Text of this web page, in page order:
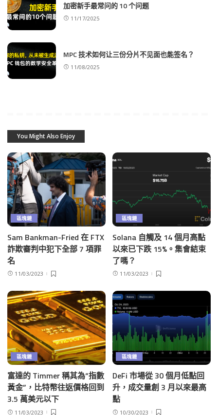
加密新手最常问的 10 个问题
11/17/2025
MPC 技术如何让三份分片不见面也能签名？
11/08/2025
You Might Also Enjoy
區塊鏈
Sam Bankman-Fried 在 FTX
詐欺審判中犯下全部 7 項罪
名
11/03/2023
區塊鏈
Solana 自觸及 14 個月高點
以來已下跌 15%。集會結束
了嗎？
11/03/2023
區塊鏈
富達的 Timmer 稱其為“指數
黃金”，比特幣往返價格回到
3.5 萬美元以下
11/03/2023
區塊鏈
DeFi 市場從 30 個月低點回
升，成交量創 3 月以來最高
點
10/30/2023